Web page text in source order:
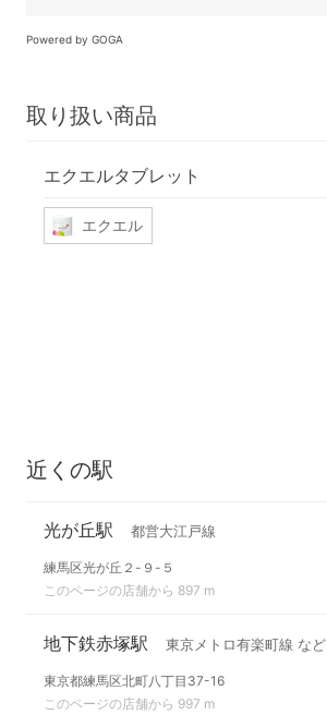
Powered by GOGA
取り扱い商品
エクエルタブレット
エクエル
近くの駅
光が丘駅 都営大江戸線
練馬区光が丘２-９-５
このページの店舗から 897 m
地下鉄赤塚駅 東京メトロ有楽町線 など
東京都練馬区北町八丁目37-16
このページの店舗から 997 m